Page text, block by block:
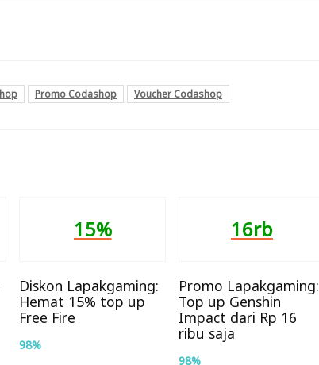
Promo Codashop Voucher Codashop
15%
Diskon Lapakgaming:
Hemat 15% top up
Free Fire
98%
16rb
Promo Lapakgaming:
Top up Genshin
Impact dari Rp 16
ribu saja
98%